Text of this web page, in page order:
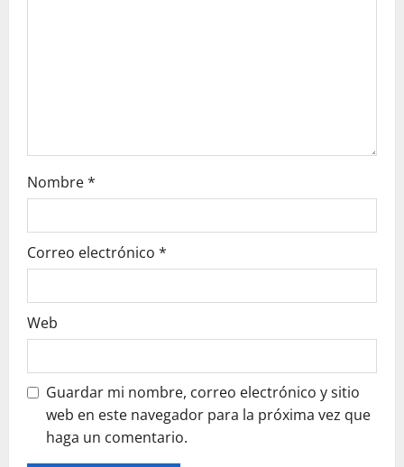
Nombre*
Correo electrónico *
Web
Guardar mi nombre, correo electrónico y sitio
web en este navegador para la próxima vez que
haga un comentario.